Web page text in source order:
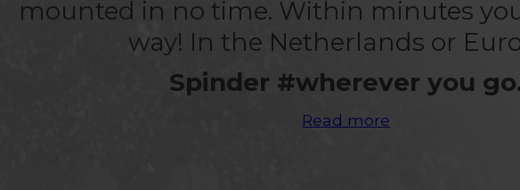
mounted in no time. Within minutes
way! In the Netherlands or
Spinder #wherever you
Read more